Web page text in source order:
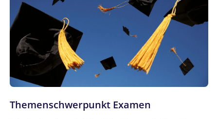
Themenschwerpunkt Examen